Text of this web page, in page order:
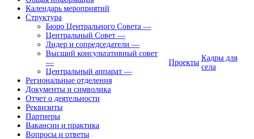
Календарь мероприятий
Структура
Бюро Центрального Совета —
Центральный Совет —
Лидер и сопредседатели —
Высший консультативный совет
—
Центральный аппарат —
Региональные отделения
Документы и символика
Отчет о деятельности
Реквизиты
Партнеры
Вакансии и практика
Вопросы и ответы
Проекты
Кадры для
села